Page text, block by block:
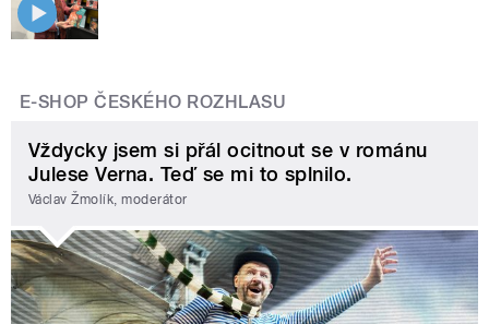
E-SHOP ČESKÉHO ROZHLASU
Vždycky jsem si přál ocitnout se v románu
Julese Verna. Teď se mi to splnilo.
Václav Žmolík, moderátor